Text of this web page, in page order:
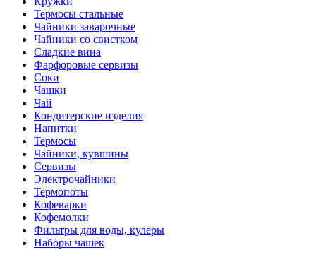
Термосы стальные
Чайники заварочные
Чайники со свистком
Сладкие вина
Фарфоровые сервизы
Соки
Чашки
Чай
Кондитерские изделия
Напитки
Термосы
Чайники, кувшины
Сервизы
Электрочайники
Термопоты
Кофеварки
Кофемолки
Фильтры для воды, кулеры
Наборы чашек